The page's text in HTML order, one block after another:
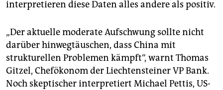
interpretieren diese Daten alles andere als positiv.
„Der aktuelle moderate Aufschwung sollte nicht
darüber hinwegtäuschen, dass China mit
strukturellen Problemen kämpft“, warnt Thomas
Gitzel, Chefökonom der Liechtensteiner VP Bank.
Noch skeptischer interpretiert Michael Pettis, US-